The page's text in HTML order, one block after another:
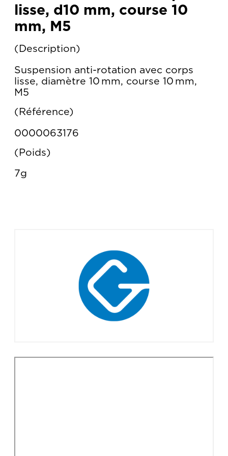
lisse, d10 mm, course 10
mm, M5
Description
Suspension anti-rotation avec corps
lisse, diamètre 10 mm, course 10 mm,
M5
Référence
0000063176
Poids
7g